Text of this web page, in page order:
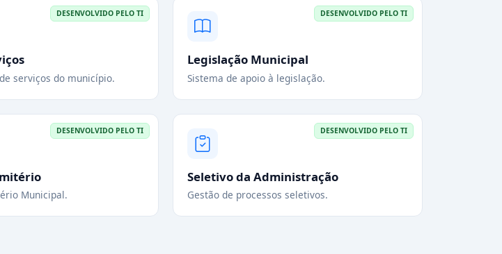
DESENVOLVIDO PELO TI
serviços do município.
DESENVOLVIDO PELO TI
Legislação Municipal
Sistema de apoio à legislação.
DESENVOLVIDO PELO TI
Municipal.
DESENVOLVIDO PELO TI
Seletivo da Administração
Gestão de processos seletivos.